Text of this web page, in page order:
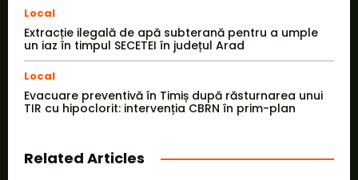
Local
Extracție ilegală de apă subterană pentru a umple
un iaz în timpul SECETEI în județul Arad
Local
Evacuare preventivă în Timiș după răsturnarea unui
TIR cu hipoclorit: intervenția CBRN în prim-plan
Related Articles